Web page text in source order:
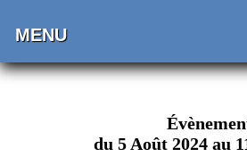
MENU
du 5 Août 2024 au